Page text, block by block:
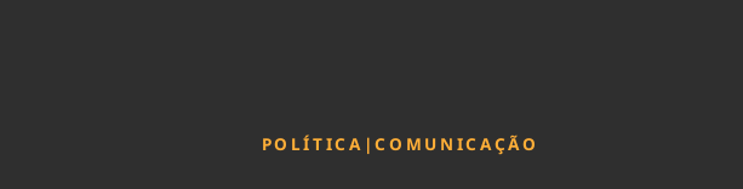
POLÍTICA |COMUNICAÇÃO